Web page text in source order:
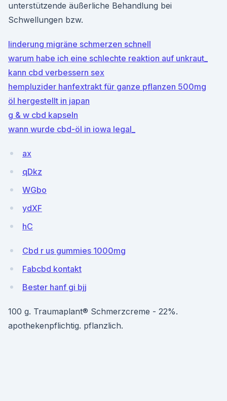
unterstützende äußerliche Behandlung bei
Schwellungen bzw.
linderung migräne schmerzen schnell
warum habe ich eine schlechte reaktion auf unkraut_
kann cbd verbessern sex
hempluzider hanfextrakt für ganze pflanzen 500mg
öl hergestellt in japan
g & w cbd kapseln
wann wurde cbd-öl in iowa legal_
ax
qDkz
WGbo
ydXF
hC
Cbd r us gummies 1000mg
Fabcbd kontakt
Bester hanf gi bjj
100 g. Traumaplant® Schmerzcreme - 22%.
apothekenpflichtig. pflanzlich.